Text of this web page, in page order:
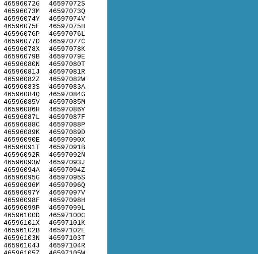
46596072G
46596073M
46596074Y
46596075F
46596076P
46596077D
46596078X
46596079B
46596080N
46596081J
46596082Z
46596083S
46596084Q
46596085V
46596086H
46596087L
46596088C
46596089K
46596090E
46596091T
46596092R
46596093W
46596094A
46596095G
46596096M
46596097Y
46596098F
46596099P
46596100D
46596101X
46596102B
46596103N
46596104J
46597072S
46597073Q
46597074V
46597075H
46597076L
46597077C
46597078K
46597079E
46597080T
46597081R
46597082W
46597083A
46597084G
46597085M
46597086Y
46597087F
46597088P
46597089D
46597090X
46597091B
46597092N
46597093J
46597094Z
46597095S
46597096Q
46597097V
46597098H
46597099L
46597100C
46597101K
46597102E
46597103T
46597104R